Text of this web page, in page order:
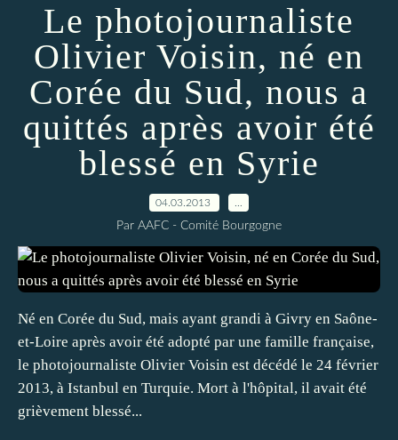
Le photojournaliste
Olivier Voisin, né en
Corée du Sud, nous a
quittés après avoir été
blessé en Syrie
04.03.2013
Par AAFC - Comité Bourgogne
Né en Corée du Sud, mais ayant grandi à Givry en Saône-
et-Loire après avoir été adopté par une famille française,
le photojournaliste Olivier Voisin est décédé le 24 février
2013, à Istanbul en Turquie. Mort à l'hôpital, il avait été
grièvement blessé...